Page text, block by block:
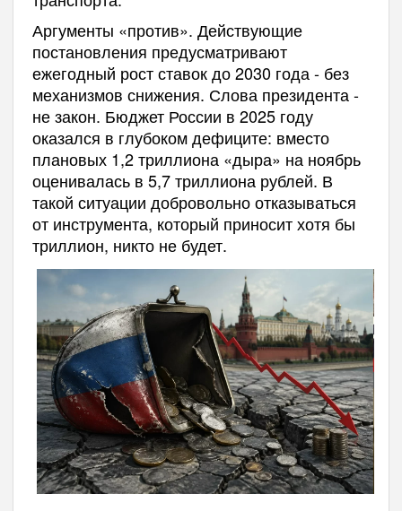
Аргументы «против». Действующие
постановления предусматривают
ежегодный рост ставок до 2030 года - без
механизмов снижения. Слова президента -
не закон. Бюджет России в 2025 году
оказался в глубоком дефиците: вместо
плановых 1,2 триллиона «дыра» на ноябрь
оценивалась в 5,7 триллиона рублей. В
такой ситуации добровольно отказываться
от инструмента, который приносит хотя бы
триллион, никто не будет.